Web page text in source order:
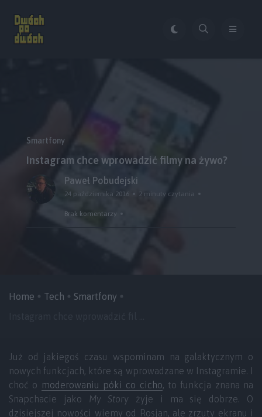
Smartfony
Instagram chce wprowadzić filmy na żywo?
Paweł Pobudejski
24 października 2016 2 minuty czytania
Brak komentarzy
Home Tech
Smartfony
Już od jakiegoś czasu wspominam na galaktycznym o
nowych funkcjach, które są wprowadzane w Instagramie. I
choć o moderowaniu póki co cicho, to funkcja znana na
Snapchacie jako My Story żyje i ma się dobrze. O
dzisiejszej nowości wiemy od Rosjan, ale zrzuty ekranu i